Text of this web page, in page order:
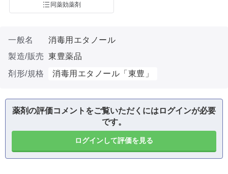
同薬効薬剤
一般名
消毒用エタノール
製造/販売 東豊薬品
剤形/規格
消毒用エタノール「東豊」
薬剤の評価コメントをご覧いただくにはログインが必要
です。
ログインして評価を見る